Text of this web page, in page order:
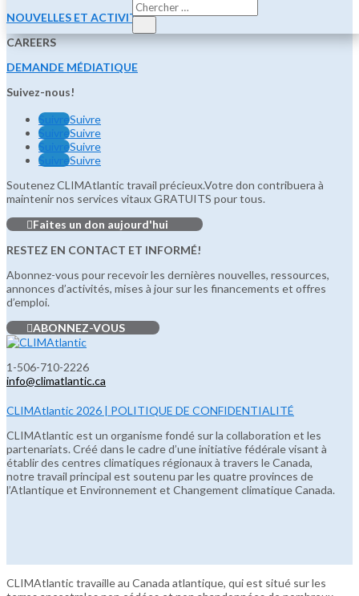
NOUVELLES ET ACTIVITÉS
CAREERS
DEMANDE MÉDIATIQUE
Suivez-nous!
SuivreSuivre
SuivreSuivre
SuivreSuivre
SuivreSuivre
Soutenez CLIMAtlantic travail précieux.Votre don contribuera à
maintenir nos services vitaux GRATUITS pour tous.
Faites un don aujourd'hui
RESTEZ EN CONTACT ET INFORMÉ!
Abonnez-vous pour recevoir les dernières nouvelles, ressources,
annonces d’activités, mises à jour sur les financements et offres
d’emploi.
ABONNEZ-VOUS
1-506-710-2226
info@climatlantic.ca
CLIMAtlantic 2026 | POLITIQUE DE CONFIDENTIALITÉ
CLIMAtlantic est un organisme fondé sur la collaboration et les
partenariats. Créé dans le cadre d’une initiative fédérale visant à
établir des centres climatiques régionaux à travers le Canada,
notre travail principal est soutenu par les quatre provinces de
l’Atlantique et Environnement et Changement climatique Canada.
CLIMAtlantic travaille au Canada atlantique, qui est situé sur les